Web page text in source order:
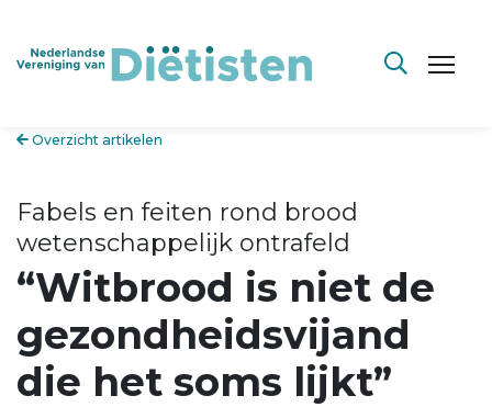
Overzicht artikelen
Fabels en feiten rond brood
wetenschappelijk ontrafeld
“Witbrood is niet de
gezondheidsvijand
die het soms lijkt”